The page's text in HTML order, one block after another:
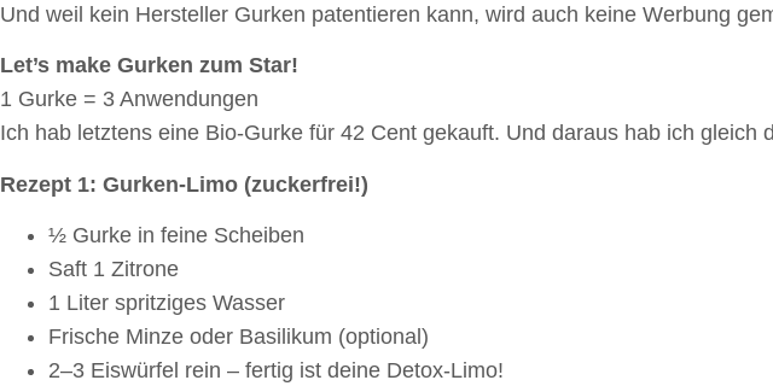
Und weil kein Hersteller Gurken patentieren kann, wird auch keine Werbung
Let’s make Gurken zum Star!
1 Gurke = 3 Anwendungen
Ich hab letztens eine Bio-Gurke für 42 Cent gekauft. Und daraus hab ich gleich
Rezept 1: Gurken-Limo (zuckerfrei!)
½ Gurke in feine Scheiben
Saft 1 Zitrone
1 Liter spritziges Wasser
Frische Minze oder Basilikum (optional)
2–3 Eiswürfel rein – fertig ist deine Detox-Limo!